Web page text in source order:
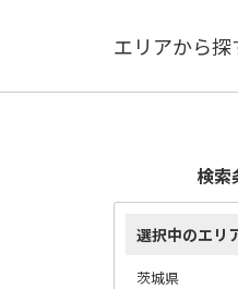
エリアから探
検索
選択中のエリ
茨城県